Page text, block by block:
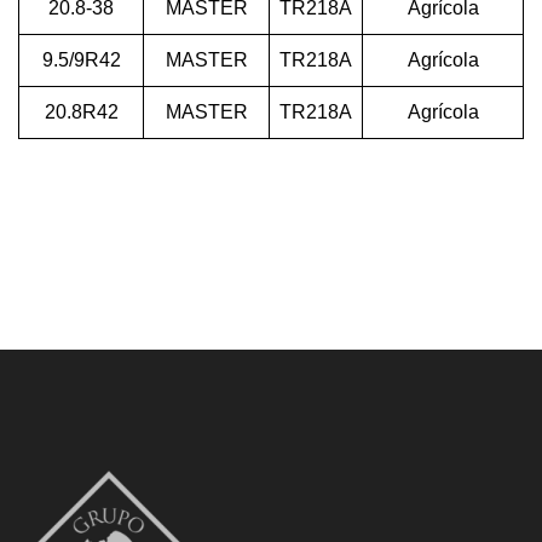
20.8-38 MASTER TR218A Agrícola
9.5/9R42 MASTER TR218A Agrícola
20.8R42 MASTER TR218A Agrícola